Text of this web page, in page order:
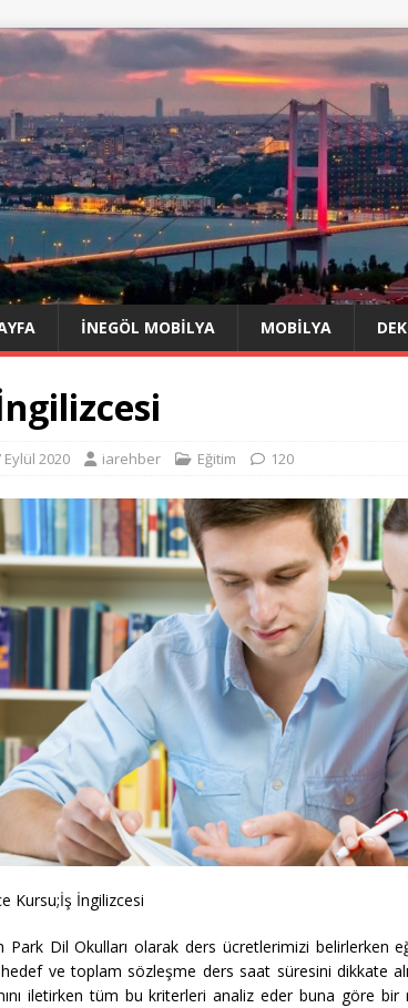
İNEGÖL MOBILYA MOBILYA
Eylül 2020 iarehber Eğitim 120
Kursu;İş İngilizcesi
Park Dil Okulları olarak ders ücretlerimizi
ve toplam sözleşme ders saat süresini dikkate
iletirken tüm bu kriterleri analiz eder buna göre bir